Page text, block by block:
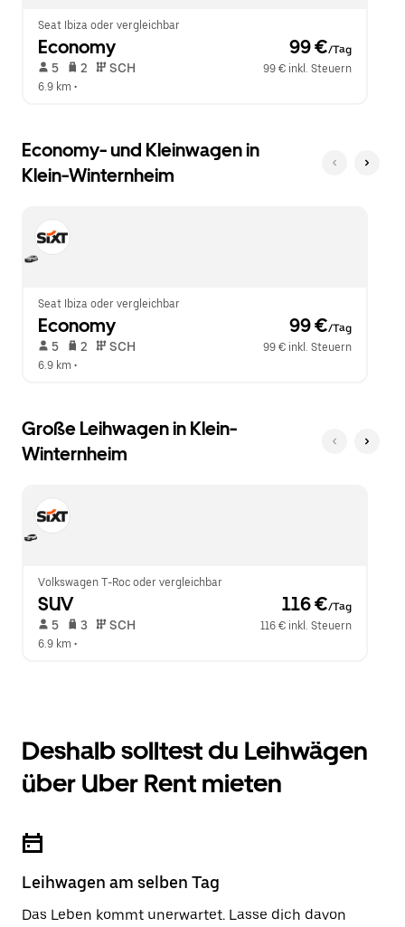
schließen.
Seat Ibiza oder vergleichbar
Economy 99 €/Tag
5 2 SCH
99 € inkl. Steuern
6.9 km •
Economy- und Kleinwagen in
Klein-Winternheim
Seat Ibiza oder vergleichbar
Economy 99 €/Tag
5 2 SCH
99 € inkl. Steuern
6.9 km •
Große Leihwagen in Klein-
Winternheim
Volkswagen T-Roc oder vergleichbar
SUV 116 €/Tag
5 3 SCH
116 € inkl. Steuern
6.9 km •
Deshalb solltest du Leihwägen
über Uber Rent mieten
Leihwagen am selben Tag
Das Leben kommt unerwartet. Lasse dich davon